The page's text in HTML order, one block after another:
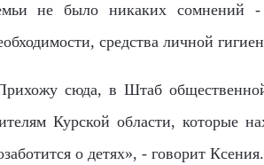
не было никаких сомнений -
средства личной
сюда, в Штаб
Курской области, которые
о детях», - говорит Ксения.